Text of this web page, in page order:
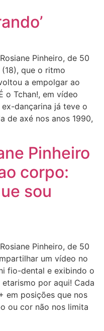
Pinheiro, de 50
que o ritmo
a empolgar ao
o Tchan!, em vídeo
dançarina já teve o
de axé nos anos 1990,
Pinheiro
corpo:
sou
Pinheiro, de 50
um vídeo no
fio-dental e exibindo o
etarismo por aqui! Cada
em posições que nos
ou cor não nos limita